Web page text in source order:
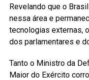
Revelando que o
nessa área e
tecnologias externas,
dos parlamentares e
Tanto o Ministro da
Maior do Exército